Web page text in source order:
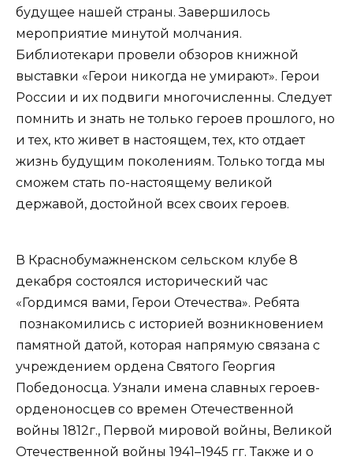
будущее нашей страны. Завершилось
мероприятие минутой молчания.
Библиотекари провели обзоров книжной
выставки «Герои никогда не умирают». Герои
России и их подвиги многочисленны. Следует
помнить и знать не только героев прошлого, но
и тех, кто живет в настоящем, тех, кто отдает
жизнь будущим поколениям. Только тогда мы
сможем стать по-настоящему великой
державой, достойной всех своих героев.
В Краснобумажненском сельском клубе 8
декабря состоялся исторический час
«Гордимся вами, Герои Отечества». Ребята
познакомились с историей возникновением
памятной датой, которая напрямую связана с
учреждением ордена Святого Георгия
Победоносца. Узнали имена славных героев-
орденоносцев со времен Отечественной
войны 1812г., Первой мировой войны, Великой
Отечественной войны 1941–1945 гг. Также и о